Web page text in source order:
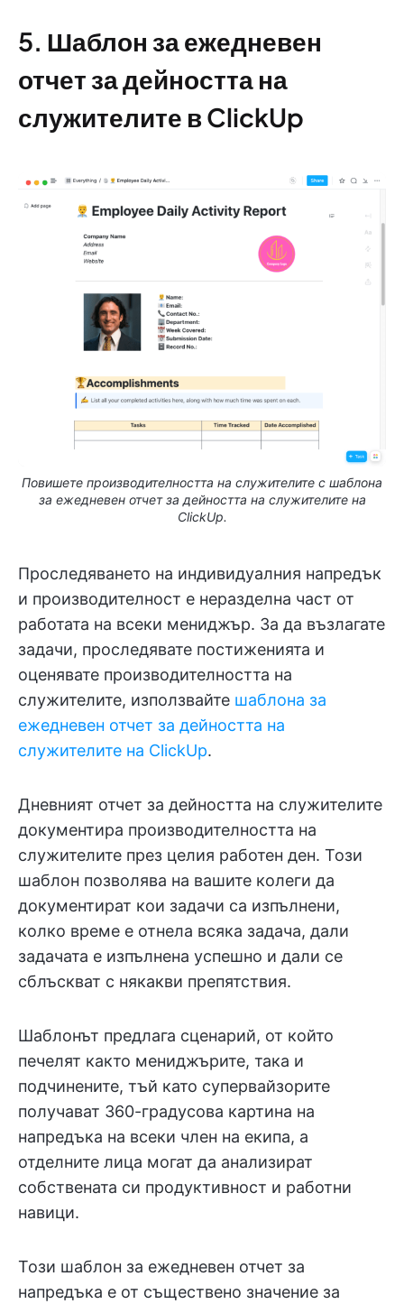
5. Шаблон за ежедневен
отчет за дейността на
служителите в ClickUp
Повишете производителността на служителите с шаблона
за ежедневен отчет за дейността на служителите на
ClickUp.
Проследяването на индивидуалния напредък
и производителност е неразделна част от
работата на всеки мениджър. За да възлагате
задачи, проследявате постиженията и
оценявате производителността на
служителите, използвайте шаблона за
ежедневен отчет за дейността на
служителите на ClickUp.
Дневният отчет за дейността на служителите
документира производителността на
служителите през целия работен ден. Този
шаблон позволява на вашите колеги да
документират кои задачи са изпълнени,
колко време е отнела всяка задача, дали
задачата е изпълнена успешно и дали се
сблъскват с някакви препятствия.
Шаблонът предлага сценарий, от който
печелят както мениджърите, така и
подчинените, тъй като супервайзорите
получават 360-градусова картина на
напредъка на всеки член на екипа, а
отделните лица могат да анализират
собствената си продуктивност и работни
навици.
Този шаблон за ежедневен отчет за
напредъка е от съществено значение за